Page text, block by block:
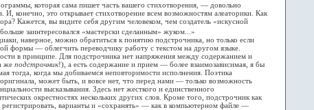
которая сама пишет часть вашего стихотворения, — довольно
И, конечно, это открывает стихотворение всем возможностям алеаторики. Как
Кажется, вы видите себя другим человеком, чем создатель «искусной
заинтересовался «мастерски сделанным» жуком...»
наверное, можно обратиться к понятию подстрочника, но только если
формы — облегчить переводчику работу с текстом на другом языке.
в принципе. Для подстрочника нет напряжения между содержанием и
же подстрочник!), а есть содержание и прием — более взаимозависимая, я бы
тогда, когда мы добиваемся неповторимости исполнения. Поэтика
может быть, и вовсе нет, что перед нами — только возможность
высказывания. Здесь нет жесткого и единственного
окрестностях нескольких других слов. Кроме того, подстрочник как
варианты и «сохранять» — как в компьютерном файле —